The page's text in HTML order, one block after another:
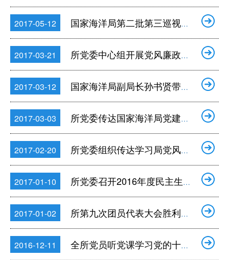
2017-05-12 国家海洋局第二批第三巡视组向我所反馈巡视意见
2017-03-21 所党委中心组开展党风廉政建设专题学习
2017-03-12 国家海洋局副局长孙书贤带队来所开展“两个责任”专项检查
2017-03-03 所党委传达国家海洋局党建工作会议精神
2017-02-20 所党委组织传达学习局党风廉政建设工作会议精神
2017-01-10 所党委召开2016年度民主生活会
2017-01-02 所第九次团员代表大会胜利召开
2016-12-11 全所党员听党课学习党的十八届六中全会精神